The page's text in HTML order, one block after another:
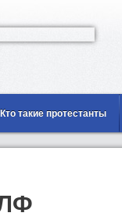
Кто такие протестанты